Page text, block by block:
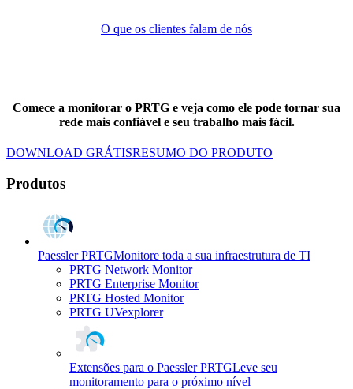
O que os clientes falam de nós
Comece a monitorar o PRTG e veja como ele pode tornar sua
rede mais confiável e seu trabalho mais fácil.
DOWNLOAD GRÁTISRESUMO DO PRODUTO
Produtos
Paessler PRTGMonitore toda a sua infraestrutura de TI
PRTG Network Monitor
PRTG Enterprise Monitor
PRTG Hosted Monitor
PRTG UVexplorer
Extensões para o Paessler PRTGLeve seu
monitoramento para o próximo nível